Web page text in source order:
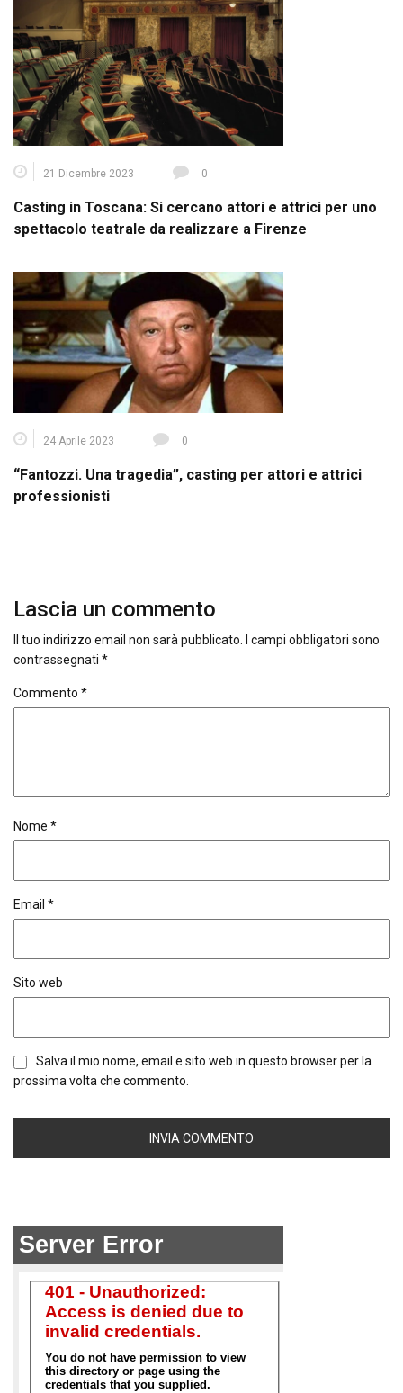
21 Dicembre 2023 0
Casting in Toscana: Si cercano attori e attrici per uno
spettacolo teatrale da realizzare a Firenze
24 Aprile 2023 0
“Fantozzi. Una tragedia”, casting per attori e attrici
professionisti
Lascia un commento
Il tuo indirizzo email non sarà pubblicato.
I campi obbligatori sono
contrassegnati *
Commento *
Nome *
Email *
Sito web
Salva il mio nome, email e sito web in questo browser per la
prossima volta che commento.